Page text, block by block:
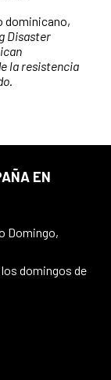
dominicano,
Disaster
la resistencia
EN
Domingo,
domingos de